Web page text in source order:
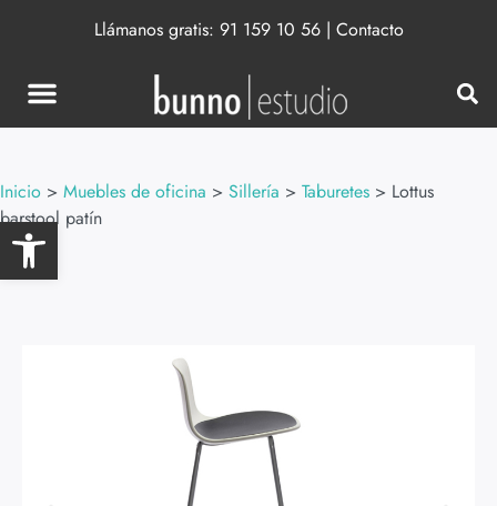
Abrir barra de herramientas
Llámanos gratis: 91 159 10 56| Contacto
Inicio > Muebles de oficina > Sillería > Taburetes > Lottus
barstool patín